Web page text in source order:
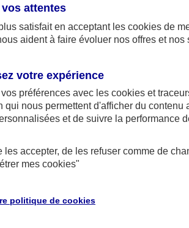
AXA Assurance
vos attentes
satisfait en acceptant les cookies de
aident à faire évoluer nos offres et nos
votre expérience
préférences avec les cookies et
qui nous permettent d'afficher du contenu
et de suivre la performance
les accepter, de les refuser comme de
mes cookies"
politique de cookies